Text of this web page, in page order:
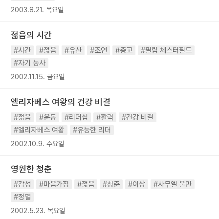
2003.8.21. 목요일
젊음의 시간
#시간 #젊음 #유산 #조언 #충고
#필립 체스터필드
#자기 농사
2002.11.15. 금요일
엘리자베스 여왕의 건강 비결
#젊음 #운동 #리더십 #활력
#건강 비결
#엘리자베스 여왕
#유능한 리더
2002.10.9. 수요일
영원한 청춘
#감성 #마음가짐 #젊음 #청춘 #이상
#사무엘 울만
#정열
2002.5.23. 목요일